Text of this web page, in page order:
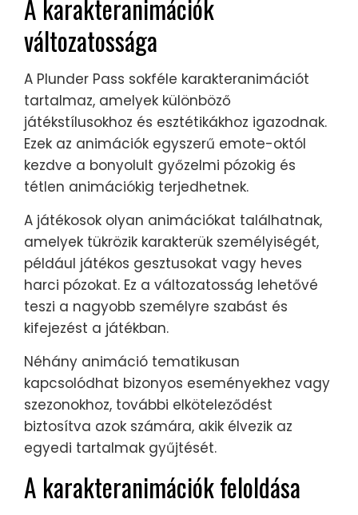
A karakteranimációk
változatossága
A Plunder Pass sokféle karakteranimációt
tartalmaz, amelyek különböző
játékstílusokhoz és esztétikákhoz igazodnak.
Ezek az animációk egyszerű emote-októl
kezdve a bonyolult győzelmi pózokig és
tétlen animációkig terjedhetnek.
A játékosok olyan animációkat találhatnak,
amelyek tükrözik karakterük személyiségét,
például játékos gesztusokat vagy heves
harci pózokat. Ez a változatosság lehetővé
teszi a nagyobb személyre szabást és
kifejezést a játékban.
Néhány animáció tematikusan
kapcsolódhat bizonyos eseményekhez vagy
szezonokhoz, további elköteleződést
biztosítva azok számára, akik élvezik az
egyedi tartalmak gyűjtését.
A karakteranimációk feloldása